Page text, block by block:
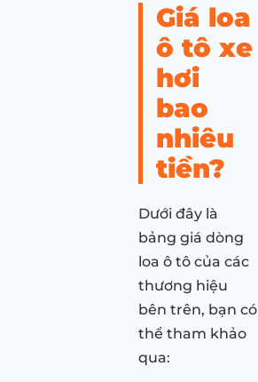
Giá loa
ô tô xe
hơi
bao
nhiêu
tiền?
Dưới đây là
bảng giá dòng
loa ô tô của các
thương hiệu
bên trên, bạn có
thể tham khảo
qua: